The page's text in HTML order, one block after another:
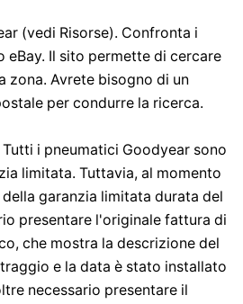
(vedi Risorse). Confronta i
eBay. Il sito permette di cercare
zona. Avrete bisogno di un
per condurre la ricerca.
i pneumatici Goodyear sono
limitata. Tuttavia, al momento
garanzia limitata durata del
presentare l'originale fattura di
che mostra la descrizione del
e la data è stato installato
necessario presentare il